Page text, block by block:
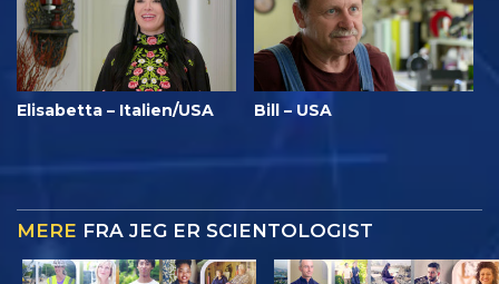
Elisabetta – Italien/USA Bill – USA
MERE FRA JEG ER SCIENTOLOGIST